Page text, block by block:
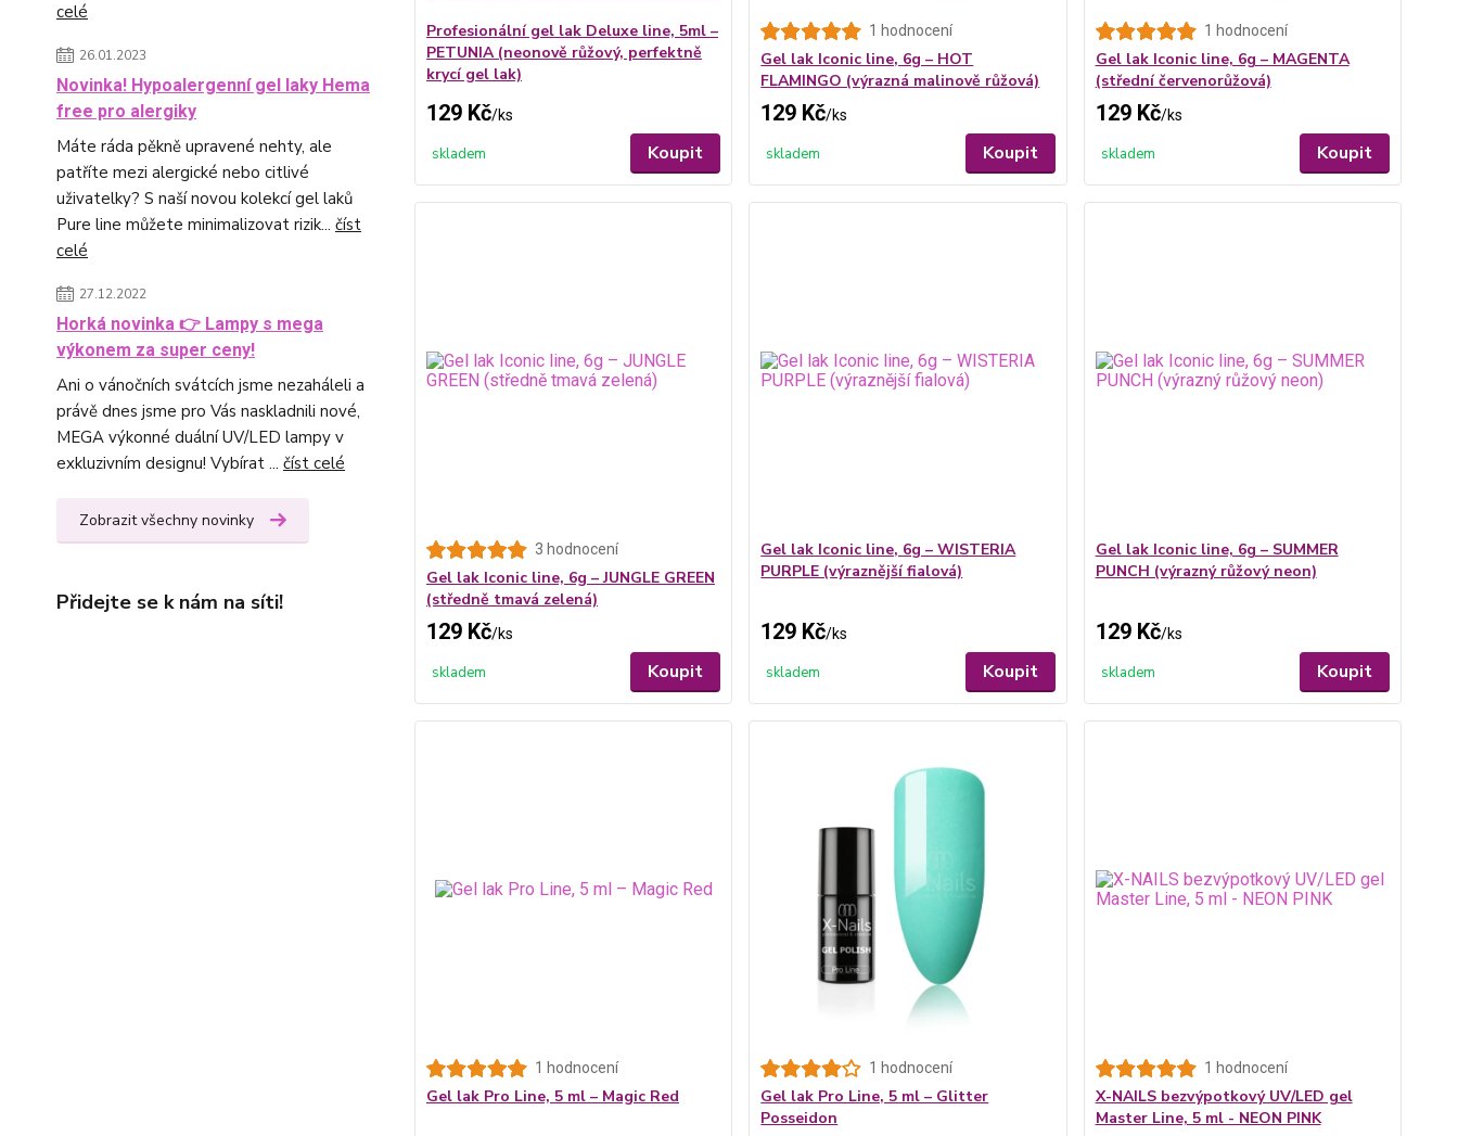
celé
26.01.2023
Novinka! Hypoalergenní gel laky Hema
free pro alergiky
Máte ráda pěkně upravené nehty, ale
patříte mezi alergické nebo citlivé
uživatelky? S naší novou kolekcí gel laků
Pure line můžete minimalizovat rizik... číst
celé
27.12.2022
Horká novinka 👉 Lampy s mega
výkonem za super ceny!
Ani o vánočních svátcích jsme nezaháleli a
právě dnes jsme pro Vás naskladnili nové,
MEGA výkonné duální UV/LED lampy v
exkluzivním designu! Vybírat ... číst celé
Zobrazit všechny novinky
Přidejte se k nám na síti!
Profesionální gel lak Deluxe line, 5ml –
PETUNIA (neonově růžový, perfektně
krycí gel lak)
129 Kč/ks
skladem Koupit
1 hodnocení
Gel lak Iconic line, 6g – HOT
FLAMINGO (výrazná malinově růžová)
129 Kč/ks
skladem Koupit
1 hodnocení
Gel lak Iconic line, 6g – MAGENTA
(střední červenorůžová)
129 Kč/ks
skladem Koupit
3 hodnocení
Gel lak Iconic line, 6g – JUNGLE GREEN
(středně tmavá zelená)
129 Kč/ks
skladem Koupit
Gel lak Iconic line, 6g – WISTERIA
PURPLE (výraznější fialová)
129 Kč/ks
skladem Koupit
Gel lak Iconic line, 6g – SUMMER
PUNCH (výrazný růžový neon)
129 Kč/ks
skladem Koupit
1 hodnocení
Gel lak Pro Line, 5 ml – Magic Red
1 hodnocení
Gel lak Pro Line, 5 ml – Glitter
Posseidon
1 hodnocení
X-NAILS bezvýpotkový UV/LED gel
Master Line, 5 ml - NEON PINK